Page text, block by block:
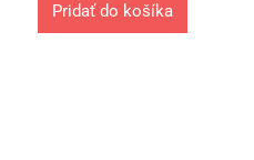
Pridať do košíka